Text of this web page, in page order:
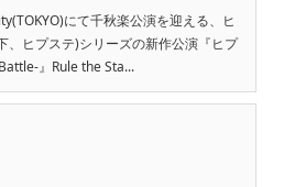
にて千秋楽公演を迎える、ヒ
、ヒプステ)シリーズの新作公演『ヒプ
』Rule the Sta...